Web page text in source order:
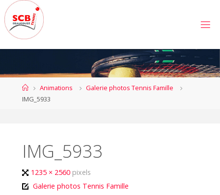
Skip
to
content
C B
UC
OU
N
N
IS
HomeAnimations
Galerie photos Tennis Famille
IMG_5933
IMG_5933
Full
size
1235 × 2560 pixels
Galerie photos Tennis Famille